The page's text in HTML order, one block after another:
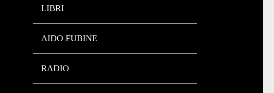
LIBRI
AIDO FUBINE
RADIO